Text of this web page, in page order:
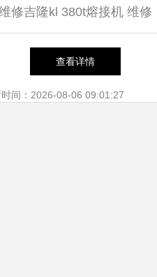
修吉隆kl 380t熔接机 维修
住维通信
查看详情
间：2026-08-06 09:01:27